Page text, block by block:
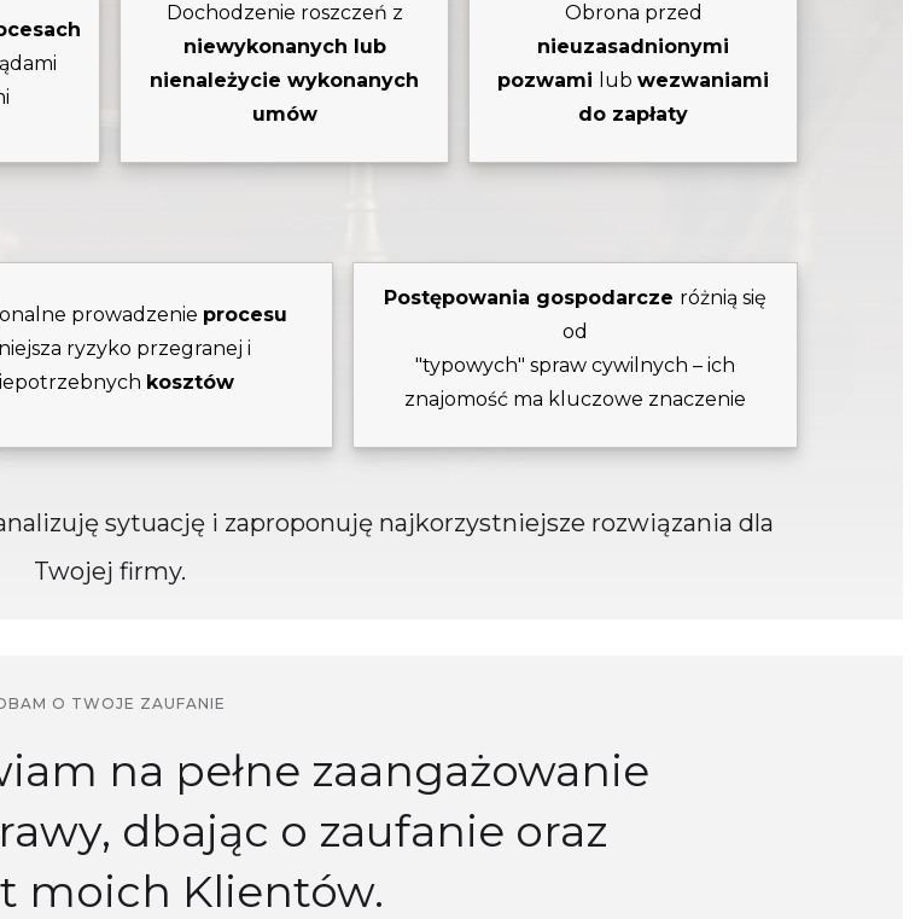
Dochodzenie roszczeń z
niewykonanych lub
nienależycie wykonanych
umów
Obrona przed
nieuzasadnionymi
pozwami
lub wezwaniami
do zapłaty
prowadzenie procesu
ryzyko przegranej i
kosztów
Postępowania gospodarcze różnią się
od
"typowych" spraw cywilnych – ich
znajomość ma kluczowe znaczenie
sytuację i zaproponuję najkorzystniejsze rozwiązania dla
Twojej firmy.
O TWOJE ZAUFANIE
na pełne zaangażowanie
dbając o zaufanie oraz
moich Klientów.